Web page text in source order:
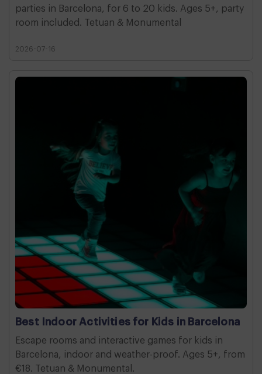
parties in Barcelona, for 6 to 20 kids. Ages 5+, party
room included. Tetuan & Monumental
2026-07-16
Best Indoor Activities for Kids in Barcelona
Escape rooms and interactive games for kids in
Barcelona, indoor and weather-proof. Ages 5+, from
€18. Tetuan & Monumental.